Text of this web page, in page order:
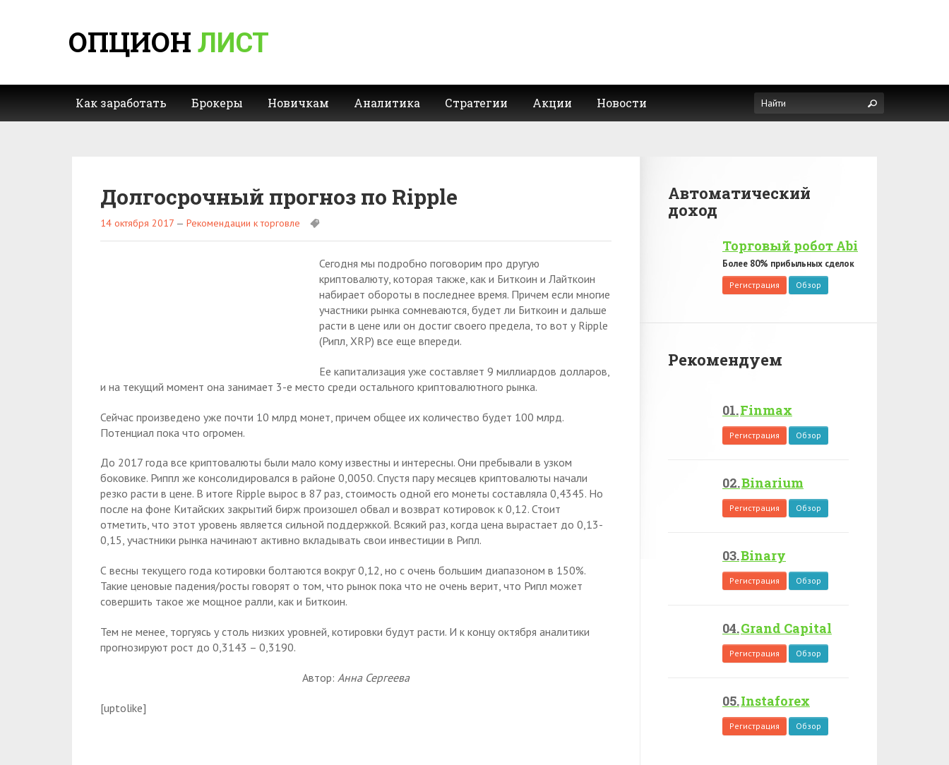
ОПЦИОН ЛИСТ
Как заработать Брокеры Новичкам Аналитика Стратегии Акции Новости
Долгосрочный прогноз по Ripple
14 октября 2017 — Рекомендации к торговле
Сегодня мы подробно поговорим про другую
криптовалюту, которая также, как и Биткоин и Лайткоин
набирает обороты в последнее время. Причем если многие
участники рынка сомневаются, будет ли Биткоин и дальше
расти в цене или он достиг своего предела, то вот у Ripple
(Рипл, XRP) все еще впереди.
Ее капитализация уже составляет 9 миллиардов долларов,
и на текущий момент она занимает 3-е место среди остального криптовалютного рынка.
Сейчас произведено уже почти 10 млрд монет, причем общее их количество будет 100 млрд.
Потенциал пока что огромен.
До 2017 года все криптовалюты были мало кому известны и интересны. Они пребывали в узком
боковике. Риппл же консолидировался в районе 0,0050. Спустя пару месяцев криптовалюты начали
резко расти в цене. В итоге Ripple вырос в 87 раз, стоимость одной его монеты составляла 0,4345. Но
после на фоне Китайских закрытий бирж произошел обвал и возврат котировок к 0,12. Стоит
отметить, что этот уровень является сильной поддержкой. Всякий раз, когда цена вырастает до 0,13-
0,15, участники рынка начинают активно вкладывать свои инвестиции в Рипл.
С весны текущего года котировки болтаются вокруг 0,12, но с очень большим диапазоном в 150%.
Такие ценовые падения/росты говорят о том, что рынок пока что не очень верит, что Рипл может
совершить такое же мощное ралли, как и Биткоин.
Тем не менее, торгуясь у столь низких уровней, котировки будут расти. И к концу октября аналитики
прогнозируют рост до 0,3143 – 0,3190.
Автор: Анна Сергеева
[uptolike]
Автоматический
доход
Торговый робот Abi
Более 80% прибыльных сделок
Регистрация Обзор
Рекомендуем
Finmax
Регистрация Обзор
Binarium
Регистрация Обзор
Binary
Регистрация Обзор
Grand Capital
Регистрация Обзор
Instaforex
Регистрация Обзор